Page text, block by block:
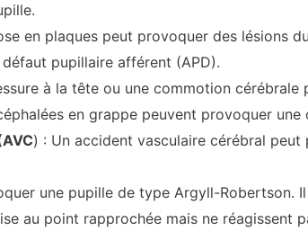
en plaques peut provoquer des lésions
pupillaire afférent (APD).
à la tête ou une commotion
en grappe peuvent provoquer
) : Un accident vasculaire cérébral
une pupille de type Argyll-Robertson.
au point rapprochée mais ne réagissent